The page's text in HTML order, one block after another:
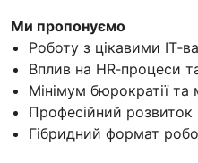
Ми пропонуємо
Роботу з цікавими
Вплив на HR‑процеси
Мінімум бюрократії
Професійний розвиток
Гібридний формат